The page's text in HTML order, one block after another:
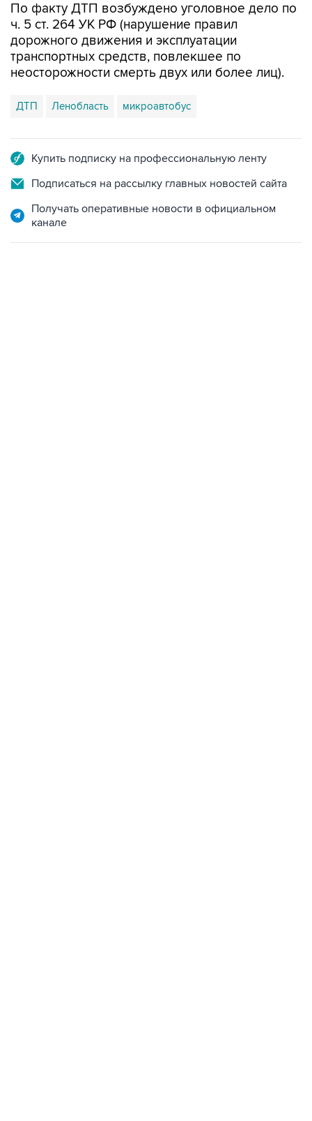
По факту ДТП возбуждено уголовное дело по
ч. 5 ст. 264 УК РФ (нарушение правил
дорожного движения и эксплуатации
транспортных средств, повлекшее по
неосторожности смерть двух или более лиц).
ДТП Ленобласть микроавтобус
Купить подписку на профессиональную ленту
Подписаться на рассылку главных новостей сайта
Получать оперативные новости в официальном
канале